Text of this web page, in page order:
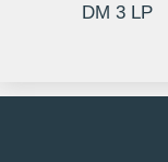
DM 3 LP